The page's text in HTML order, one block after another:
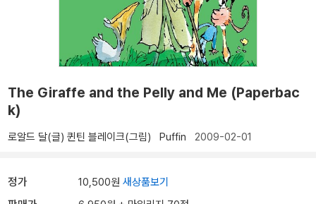
The Giraffe and the Pelly and Me (Paperbac
k)
로알드 달(글) 퀸틴 블레이크(그림) Puffin 2009-02-01
정가 10,500원 새상품보기